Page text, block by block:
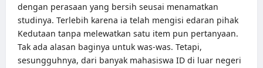
dengan perasaan yang bersih seusai menamatkan
studinya. Terlebih karena ia telah mengisi edaran pihak
Kedutaan tanpa melewatkan satu item pun pertanyaan.
Tak ada alasan baginya untuk was-was. Tetapi,
sesungguhnya, dari banyak mahasiswa ID di luar negeri